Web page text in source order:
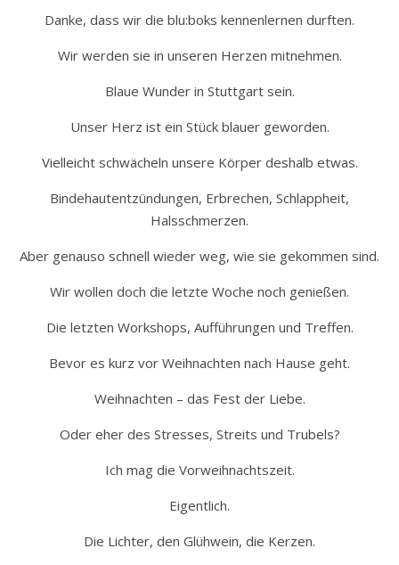
Danke, dass wir die blu:boks kennenlernen durften.
Wir werden sie in unseren Herzen mitnehmen.
Blaue Wunder in Stuttgart sein.
Unser Herz ist ein Stück blauer geworden.
Vielleicht schwächeln unsere Körper deshalb etwas.
Bindehautentzündungen, Erbrechen, Schlappheit,
Halsschmerzen.
Aber genauso schnell wieder weg, wie sie gekommen sind.
Wir wollen doch die letzte Woche noch genießen.
Die letzten Workshops, Aufführungen und Treffen.
Bevor es kurz vor Weihnachten nach Hause geht.
Weihnachten – das Fest der Liebe.
Oder eher des Stresses, Streits und Trubels?
Ich mag die Vorweihnachtszeit.
Eigentlich.
Die Lichter, den Glühwein, die Kerzen.